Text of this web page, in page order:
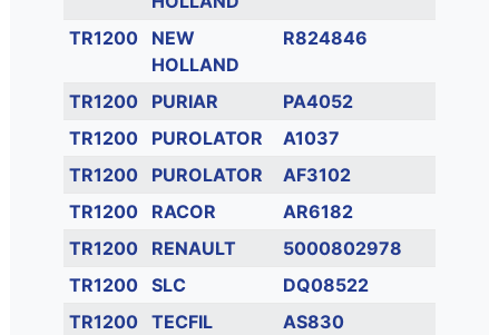
TR1200
NEW
HOLLAND
R824846
TR1200 PURIAR
PA4052
TR1200
PUROLATOR
A1037
TR1200
PUROLATOR
AF3102
TR1200
RACOR
AR6182
TR1200
RENAULT
5000802978
TR1200
SLC
DQ08522
TR1200
TECFIL
AS830